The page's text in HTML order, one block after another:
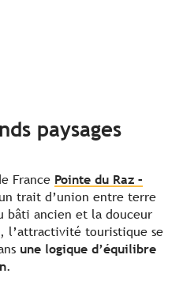
paysages
France Pointe du Raz –
trait d’union entre terre
bâti ancien et la douceur
l’attractivité touristique se
une logique d’équilibre
.